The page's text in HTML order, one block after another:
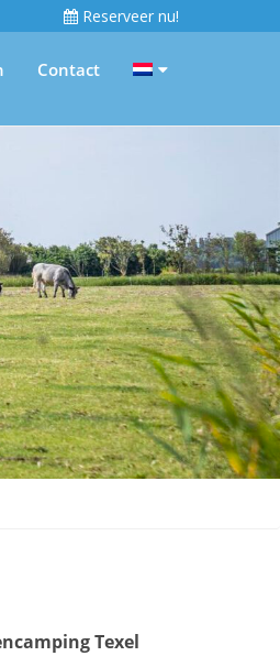
Reserveer nu!
Contact
Texel